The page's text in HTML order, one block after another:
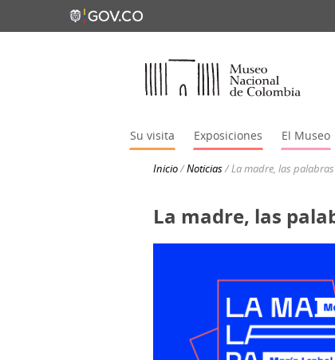
Su visita Exposiciones El Museo
Inicio/Noticias/La madre, las
La madre, las